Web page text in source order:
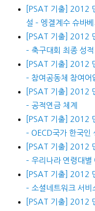
[PSAT 기출] 2012
설 – 엥겔계수 슈바
[PSAT 기출] 2012
– 축구대회 최종 성적
[PSAT 기출] 2012
– 참여공동체 참여어
[PSAT 기출] 2012
– 공적연금 체계
[PSAT 기출] 2012
– OECD국가 한국인
[PSAT 기출] 2012
– 우리나라 연령대별
[PSAT 기출] 2012
– 소셜네트워크 서비
[PSAT 기출] 2012